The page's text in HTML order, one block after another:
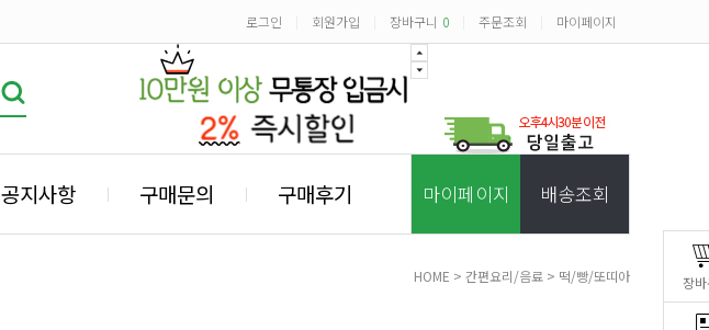
장
로그인 회원가입 장바구니 0 주문조회 마이페이지
공지사항 구매문의 구매후기 마이페이지 배송조회
HOME > 간편요리/음료 > 떡/빵/또띠아